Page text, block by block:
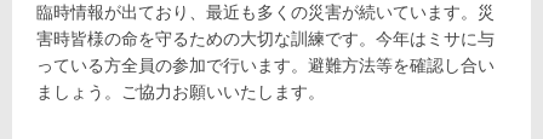
臨時情報が出ており、最近も多くの災害が続いています。災
害時皆様の命を守るための大切な訓練です。今年はミサに与
っている方全員の参加で行います。避難方法等を確認し合い
ましょう。ご協力お願いいたします。